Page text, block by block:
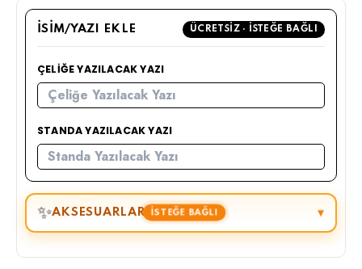
İSIM/YAZI EKLE ÜCRETSIZ · İSTEĞE BAĞLI
ÇELIĞE YAZILACAK YAZI
STANDA YAZILACAK YAZI
✨AKSESUARLAR İSTEĞE BAĞLI ▾